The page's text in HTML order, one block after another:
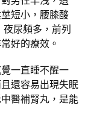
短小，腰膝酸
尿頻多，前列
好的療效。
一直睡不醒一
還容易出現失眠
醫補腎丸，是能